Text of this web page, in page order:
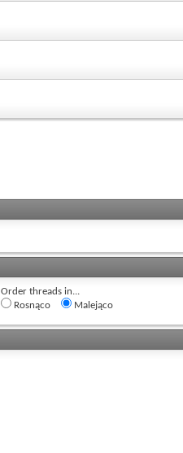
Order threads in...
Rosnąco
Malejąco